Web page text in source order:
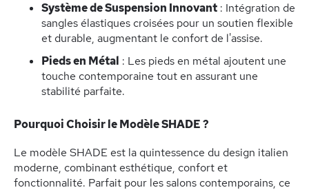
Système de Suspension Innovant : Intégration de
sangles élastiques croisées pour un soutien flexible
et durable, augmentant le confort de l'assise.
Pieds en Métal : Les pieds en métal ajoutent une
touche contemporaine tout en assurant une
stabilité parfaite.
Pourquoi Choisir le Modèle SHADE ?
Le modèle SHADE est la quintessence du design italien
moderne, combinant esthétique, confort et
fonctionnalité. Parfait pour les salons contemporains, ce